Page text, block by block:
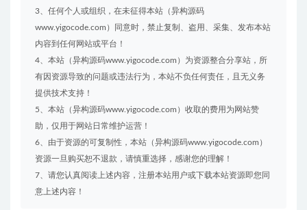
3、任何个人或组织，在未征得本站（异构源码
www.yigocode.com）同意时，禁止复制、盗用、采集、发布本站
内容到任何网站或平台！
4、本站（异构源码www.yigocode.com）为资源整合分享站，所
有因资源导致的问题或违法行为，本站不负任何责任，且无义务
提供技术支持！
5、本站（异构源码www.yigocode.com）收取的费用为网站赞
助，仅用于网站日常维护运营！
6、由于资源的可复制性，本站（异构源码www.yigocode.com）
资源一旦购买恕不退款，请慎重选择，感谢您的理解！
7、请您认真阅读上述内容，注册本站用户或下载本站资源即您同
意上述内容！